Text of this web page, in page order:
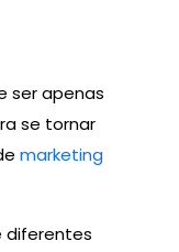
ser apenas
se tornar
marketing
diferentes